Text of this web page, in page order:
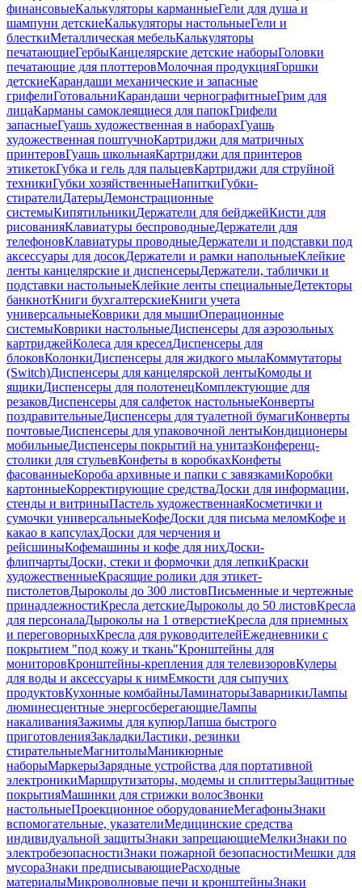
финансовыеКалькуляторы карманныеГели для душа и
шампуни детскиеКалькуляторы настольныеГели и
блесткиМеталлическая мебельКалькуляторы
печатающиеГербыКанцелярские детские наборыГоловки
печатающие для плоттеровМолочная продукцияГоршки
детскиеКарандаши механические и запасные
грифелиГотовальниКарандаши чернографитныеГрим для
лицаКарманы самоклеящиеся для папокГрифели
запасныеГуашь художественная в наборахГуашь
художественная поштучноКартриджи для матричных
принтеровГуашь школьнаяКартриджи для принтеров
этикетокГубка и гель для пальцевКартриджи для струйной
техникиГубки хозяйственныеНапиткиГубки-
стирателиДатерыДемонстрационные
системыКипятильникиДержатели для бейджейКисти для
рисованияКлавиатуры беспроводныеДержатели для
телефоновКлавиатуры проводныеДержатели и подставки под
аксессуары для досокДержатели и рамки напольныеКлейкие
ленты канцелярские и диспенсерыДержатели, таблички и
подставки настольныеКлейкие ленты специальныеДетекторы
банкнотКниги бухгалтерскиеКниги учета
универсальныеКоврики для мышиОперационные
системыКоврики настольныеДиспенсеры для аэрозольных
картриджейКолеса для креселДиспенсеры для
блоковКолонкиДиспенсеры для жидкого мылаКоммутаторы
(Switch)Диспенсеры для канцелярской лентыКомоды и
ящикиДиспенсеры для полотенецКомплектующие для
резаковДиспенсеры для салфеток настольныеКонверты
поздравительныеДиспенсеры для туалетной бумагиКонверты
почтовыеДиспенсеры для упаковочной лентыКондиционеры
мобильныеДиспенсеры покрытий на унитазКонференц-
столики для стульевКонфеты в коробкахКонфеты
фасованныеКороба архивные и папки с завязкамиКоробки
картонныеКорректирующие средстваДоски для информации,
стенды и витриныПастель художественнаяКосметички и
сумочки универсальныеКофеДоски для письма меломКофе и
какао в капсулахДоски для черчения и
рейсшиныКофемашины и кофе для нихДоски-
флипчартыДоски, стеки и формочки для лепкиКраски
художественныеКрасящие ролики для этикет-
пистолетовДыроколы до 300 листовПисьменные и чертежные
принадлежностиКресла детскиеДыроколы до 50 листовКресла
для персоналаДыроколы на 1 отверстиеКресла для приемных
и переговорныхКресла для руководителейЕжедневники с
покрытием "под кожу и ткань"Кронштейны для
мониторовКронштейны-крепления для телевизоровКулеры
для воды и аксессуары к нимЕмкости для сыпучих
продуктовКухонные комбайныЛаминаторыЗаварникиЛампы
люминесцентные энергосберегающиеЛампы
накаливанияЗажимы для купюрЛапша быстрого
приготовленияЗакладкиЛастики, резинки
стирательныеМагнитолыМаникюрные
наборыМаркерыЗарядные устройства для портативной
электроникиМаршрутизаторы, модемы и сплиттерыЗащитные
покрытияМашинки для стрижки волосЗвонки
настольныеПроекционное оборудованиеМегафоныЗнаки
вспомогательные, указателиМедицинские средства
индивидуальной защитыЗнаки запрещающиеМелкиЗнаки по
электробезопасностиЗнаки пожарной безопасностиМешки для
мусораЗнаки предписывающиеРасходные
материалыМикроволновые печи и кронштейныЗнаки